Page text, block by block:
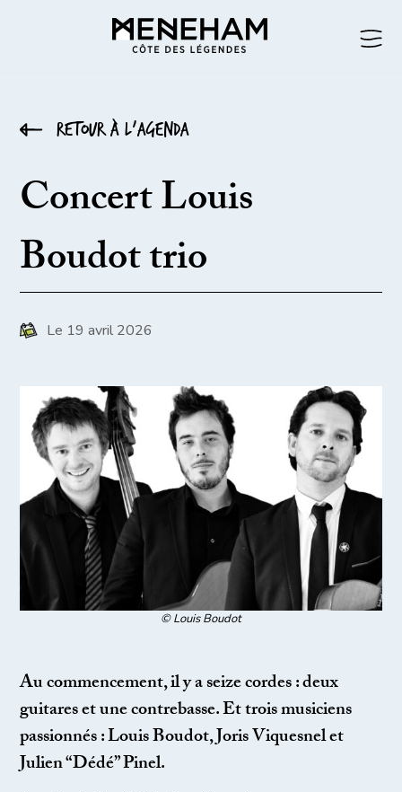
Retour à l’agenda
Concert Louis
Boudot trio
Le 19 avril 2026
© Louis Boudot
Au commencement, il y a seize cordes : deux
guitares et une contrebasse. Et trois musiciens
passionnés : Louis Boudot, Joris Viquesnel et
Julien “Dédé” Pinel.